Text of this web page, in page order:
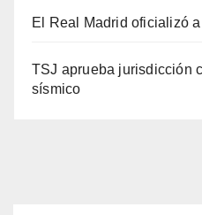
El Real Madrid oficializó
TSJ aprueba jurisdicción
sísmico